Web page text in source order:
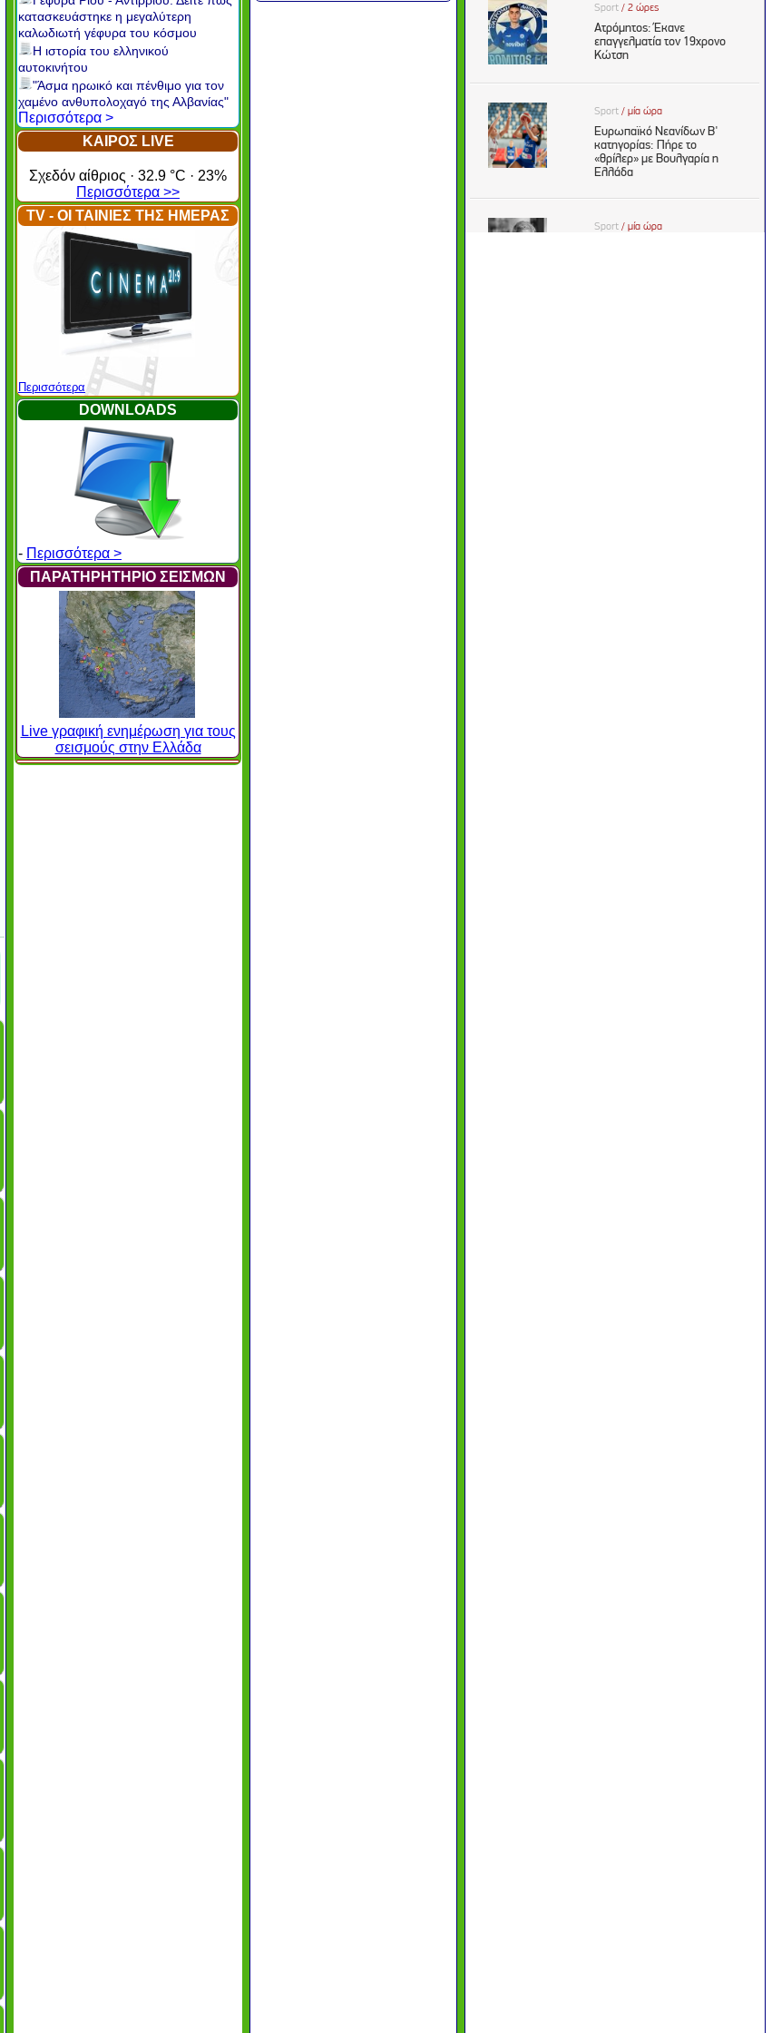
κατασκευάστηκε η μεγαλύτερη
καλωδιωτή γέφυρα του κόσμου
Η ιστορία του ελληνικού
αυτοκινήτου
"Άσμα ηρωικό και πένθιμο για τον
χαμένο ανθυπολοχαγό της Αλβανίας"
Περισσότερα >
ΚΑΙΡΟΣ LIVE
Σχεδόν αίθριος · 32.9 °C · 23%
Περισσότερα >>
TV - ΟΙ ΤΑΙΝΙΕΣ ΤΗΣ ΗΜΕΡΑΣ
Περισσότερα
DOWNLOADS
- Περισσότερα >
ΠΑΡΑΤΗΡΗΤΗΡΙΟ ΣΕΙΣΜΩΝ
Live γραφική ενημέρωση για τους
σεισμούς στην Ελλάδα